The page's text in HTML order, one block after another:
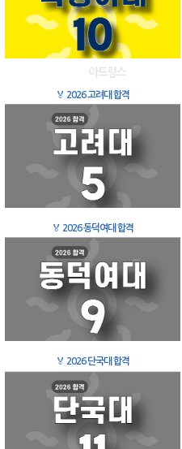
🏅 2026 고려대 합격
🏅 2026 동덕여대 합격
🏅 2026 단국대 합격